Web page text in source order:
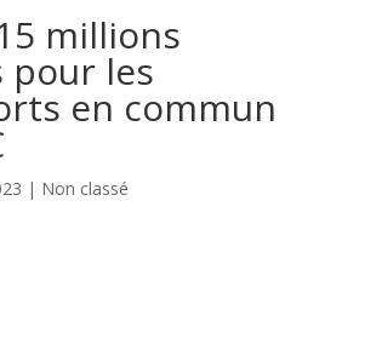
millions
pour les
en commun
| Non classé